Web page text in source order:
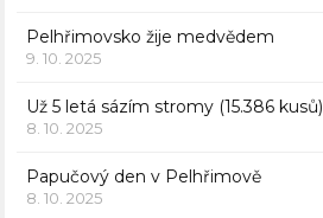
Pelhřimovsko žije medvědem
9. 10. 2025
Už 5 letá sázím stromy (15.386 kusů)
8. 10. 2025
Papučový den v Pelhřimově
8. 10. 2025